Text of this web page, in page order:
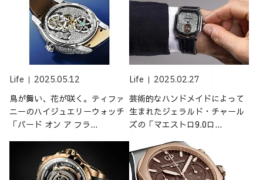
Life 2025.05.12
鳥が舞い、花が咲く。ティファ
ニーのハイジュエリーウォッチ
「バード オン ア フラ...
Life 2025.02.27
芸術的なハンドメイドによって
生まれたジェラルド・チャール
ズの「マエストロ9.0ロ...